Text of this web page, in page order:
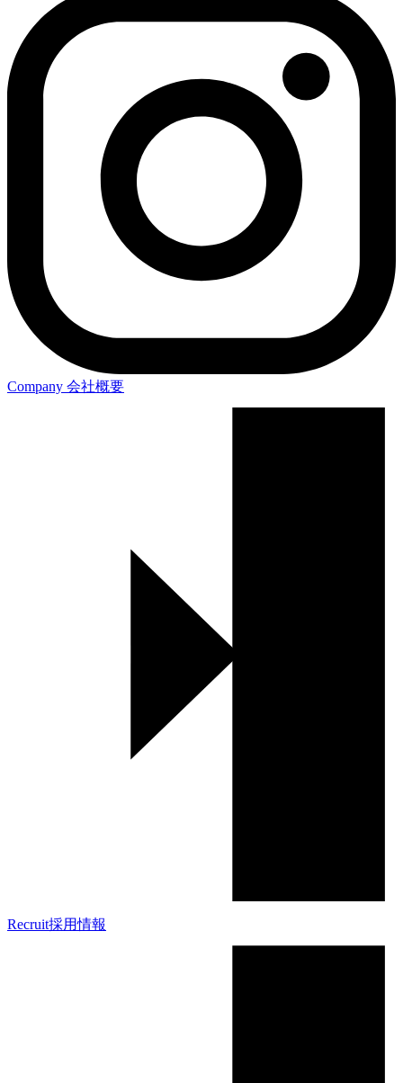
Company 会社概要
Recruit採用情報